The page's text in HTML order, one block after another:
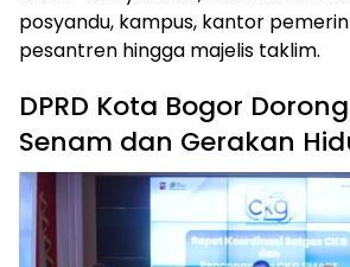
posyandu, kampus, kantor
pesantren hingga majelis taklim.
DPRD Kota Bogor
Senam dan Gerakan